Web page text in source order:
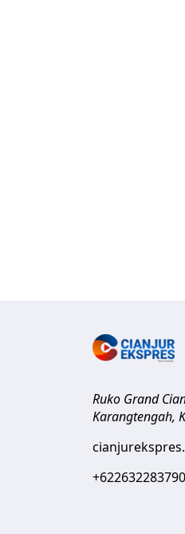
Ruko Grand
Karangtengah,
+622632283790